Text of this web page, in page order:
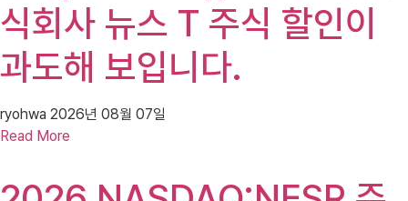
식회사 뉴스 T 주식 할인이
과도해 보입니다.
ryohwa 2026년 08월 07일
Read More